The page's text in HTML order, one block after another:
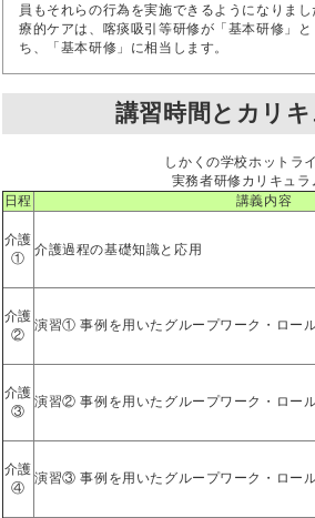
員もそれらの行為を実施できるようになりま
療的ケアは、喀痰吸引等研修が「基本研修」
ち、「基本研修」に相当します。
講習時間とカリ
しかくの学校ホットラ
実務者研修カリキュラ
日程
講義内容
介護
①
介護過程の基礎知識と応用
介護
②
演習① 事例を用いたグループワーク・ロー
介護
③
演習② 事例を用いたグループワーク・ロー
介護
④
演習③ 事例を用いたグループワーク・ロー